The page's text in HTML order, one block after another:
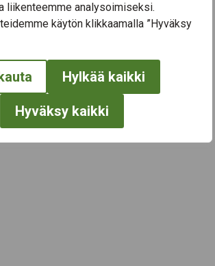
liikenteemme analysoimiseksi.
käytön klikkaamalla ”Hyväksy
Hylkää kaikki
Hyväksy kaikki